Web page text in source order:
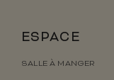
ESPACE
SALLE À MANGER